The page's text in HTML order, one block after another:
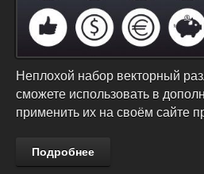
Неплохой набор векторный
сможете использовать в
применить их на своём сайте
Подробнее